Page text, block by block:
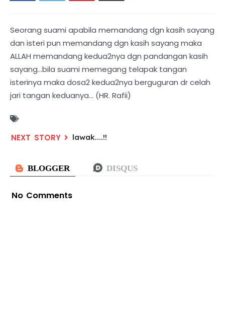
Seorang suami apabila memandang dgn kasih sayang
dan isteri pun memandang dgn kasih sayang maka
ALLAH memandang kedua2nya dgn pandangan kasih
sayang…bila suami memegang telapak tangan
isterinya maka dosa2 kedua2nya berguguran dr celah
jari tangan keduanya… (HR. Rafii)
lawak....!!
No Comments